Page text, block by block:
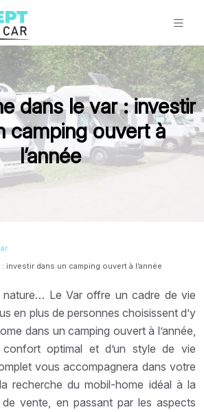
dans le var : investir
camping ouvert à
l’année
investir dans un camping ouvert à l’année
nature… Le Var offre un cadre de vie
en plus de personnes choisissent d’y
dans un camping ouvert à l’année,
confort optimal et d’un style de vie
vous accompagnera dans votre
recherche du mobil-home idéal à la
de vente, en passant par les aspects